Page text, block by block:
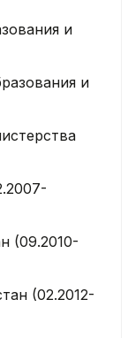
и
и
(09.2010-
(02.2012-